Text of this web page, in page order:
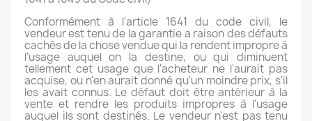
Conformément à l'article 1641 du code civil, le
vendeur est tenu de la garantie a raison des défauts
cachés de la chose vendue qui la rendent impropre à
l'usage auquel on la destine, ou qui diminuent
tellement cet usage que l'acheteur ne l'aurait pas
acquise, ou n'en aurait donné qu'un moindre prix, s'il
les avait connus. Le défaut doit être antérieur à la
vente et rendre les produits impropres à l'usage
auquel ils sont destinés. Le vendeur n'est pas tenu